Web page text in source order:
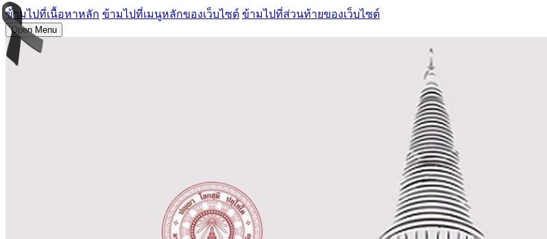
ข้ามไปที่เนื้อหาหลัก ข้ามไปที่เมนูหลักของเว็บไซต์ ข้ามไปที่ส่วนท้ายของเว็บไซต์
Open Menu